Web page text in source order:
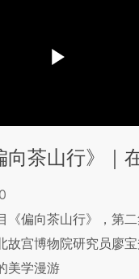
向茶山行》｜
《偏向茶山行》，第
故宫博物院研究员廖
美学漫游